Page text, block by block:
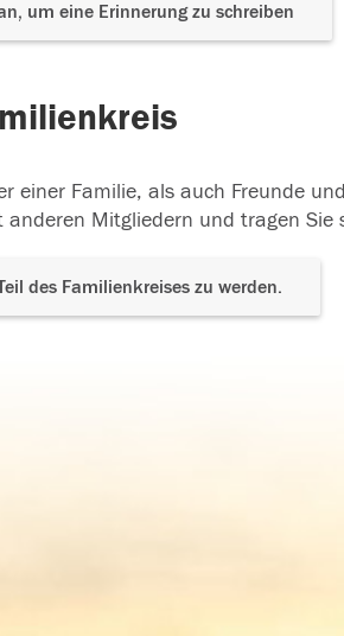
um eine Erinnerung zu schreiben
einer Familie, als auch Freunde
Mitgliedern und tragen Sie
des Familienkreises zu werden.